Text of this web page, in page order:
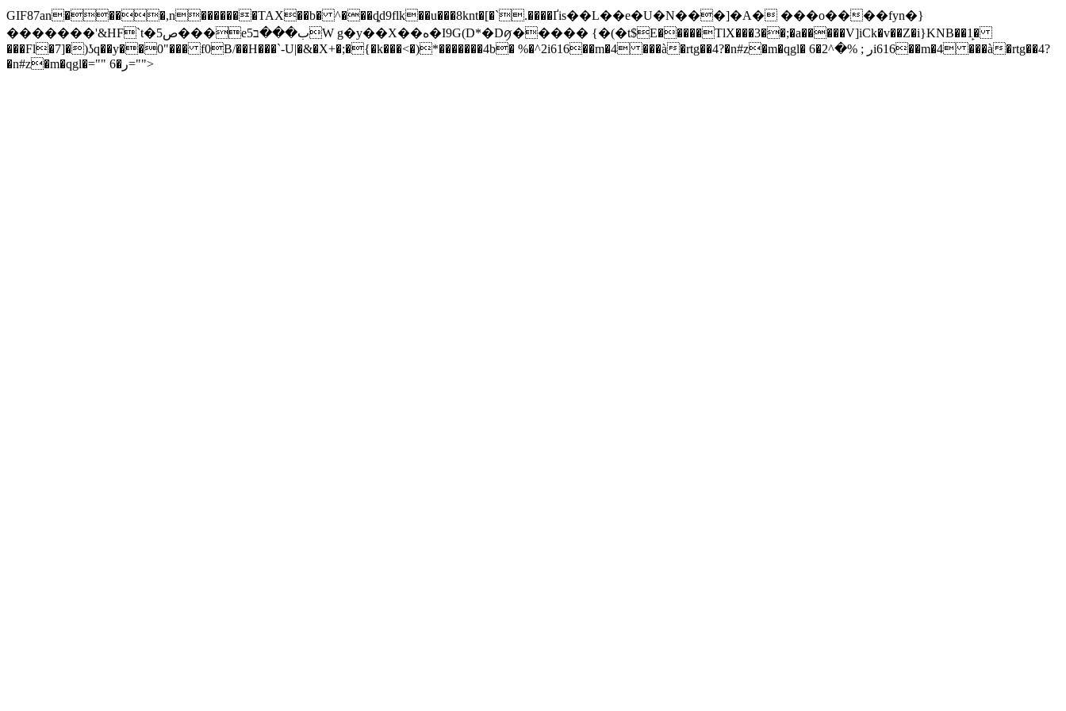
GIF87an����,n�������TAX��b� ^���ȡd9flk��u���8knt�[�`.����Ґis��L��e�U�N���]�A� ���o����fyn�}
�������'&HF`t�5ص���e5ب���בW g�y��X��ه�I9G(D*�Dꪇ����� {�(�t$E�����TlX���3��;�a�����V]iCk�v��Z�i}KNB��1̙�
���Fl�7]�)ʖq��y��0"��� f0B/��H���`-U|�&�X+�;�{�k���<�)*�������4b� %�^2i616��m�4 ���à�rtg��4?�n#z�m�qgl� 6�ر ; %�^2i616��m�4 ���à�rtg��4?
�n#z�m�qgl�="" 6�ر="">